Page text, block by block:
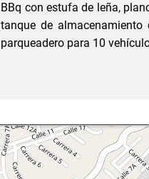
BBq con estufa de leña,
tanque de
parqueadero para 10